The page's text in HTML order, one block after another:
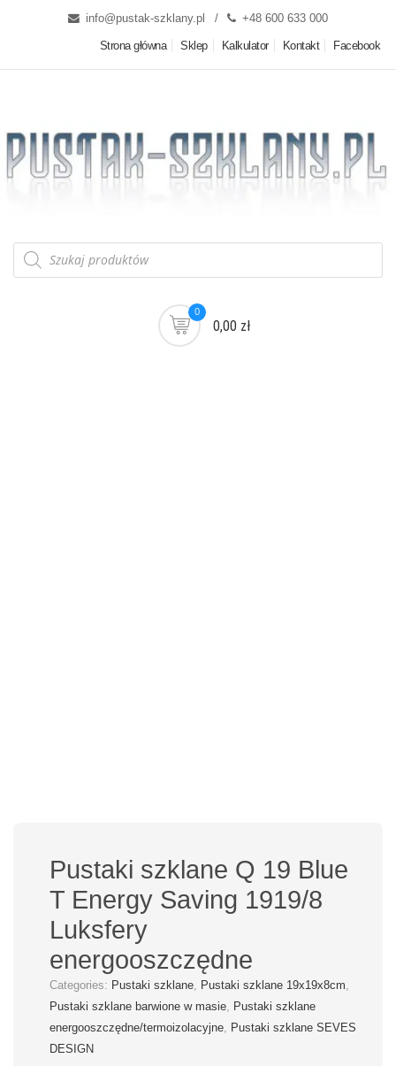
info@pustak-szklany.pl +48 600 633 000
Strona główna Sklep Kalkulator Kontakt Facebook
0
0,00 zł
Pustaki szklane Q 19 Blue
T Energy Saving 1919/8
Luksfery
energooszczędne
Categories: Pustaki szklane Pustaki szklane 19x19x8cm
Pustaki szklane barwione w masie
Pustaki szklane
energooszczędne/termoizolacyjne
Pustaki szklane SEVES
DESIGN